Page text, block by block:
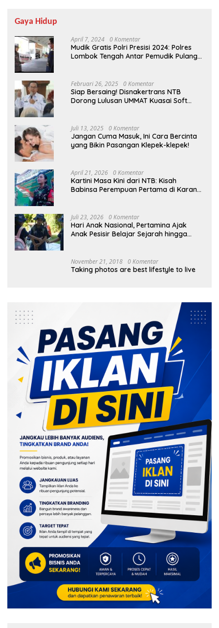
Gaya Hidup
April 7, 2024 0 Komentar
Mudik Gratis Polri Presisi 2024: Polres
Lombok Tengah Antar Pemudik Pulang
Februari 26, 2025 0 Komentar
Siap Bersaing! Disnakertrans NTB
Dorong Lulusan UMMAT Kuasai Soft
Juli 13, 2025 0 Komentar
Jangan Cuma Masuk, Ini Cara Bercinta
yang Bikin Pasangan Klepek-klepek!
April 21, 2026 0 Komentar
Kartini Masa Kini dari NTB: Kisah
Babinsa Perempuan Pertama di Karang
Juli 23, 2026 0 Komentar
Hari Anak Nasional, Pertamina Ajak
Anak Pesisir Belajar Sejarah hingga
November 21, 2018 0 Komentar
Taking photos are best lifestyle to live